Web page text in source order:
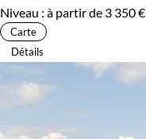
Niveau : à partir de 3 350 €
Carte
Détails